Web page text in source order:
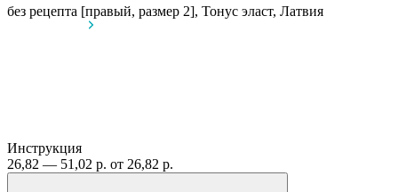
без рецепта [правый, размер 2], Тонус эласт, Латвия
Инструкция
26,82 — 51,02 р. от 26,82 р.